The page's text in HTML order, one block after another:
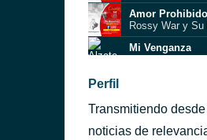
Amor Prohibido
Rossy War y
Mi Venganza
Recuerdos
Rodolfo Aicardi
Perfil
Transmitiendo
noticias de